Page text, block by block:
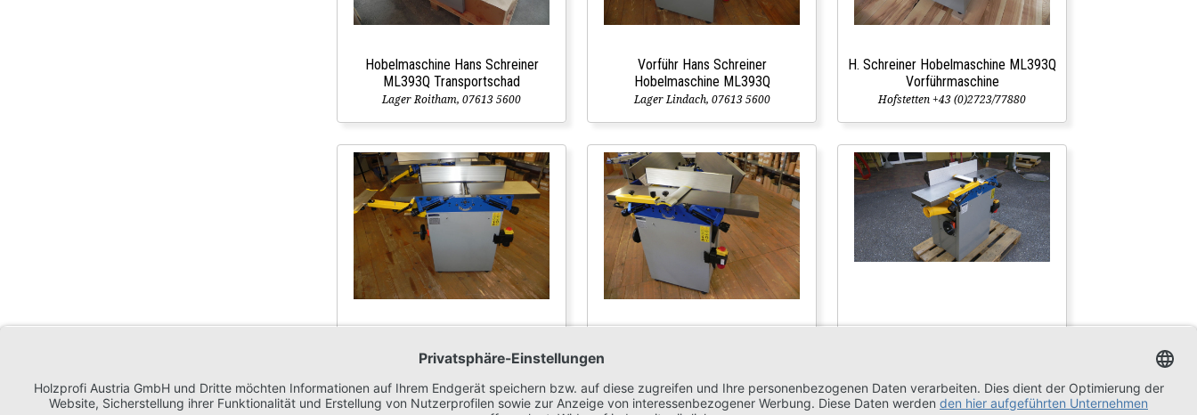
Hobelmaschine Hans Schreiner
ML393Q Transportschad
Lager Roitham, 07613 5600
Vorführ Hans Schreiner
Hobelmaschine ML393Q
Lager Lindach, 07613 5600
H. Schreiner Hobelmaschine ML393Q
Vorführmaschine
Hofstetten +43 (0)2723/77880
Schreiner ML 392 400V